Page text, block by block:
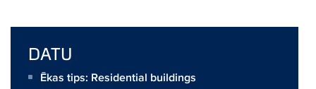
DATU
Ēkas tips: Residential buildings